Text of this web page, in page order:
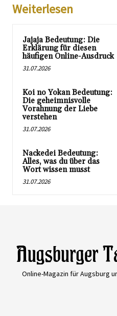
Weiterlesen
Jajaja Bedeutung: Die
Erklärung für diesen
häufigen Online-Ausdruck
31.07.2026
Koi no Yokan Bedeutung:
Die geheimnisvolle
Vorahnung der Liebe
verstehen
31.07.2026
Nackedei Bedeutung:
Alles, was du über das
Wort wissen musst
31.07.2026
Online-Magazin für Augsburg